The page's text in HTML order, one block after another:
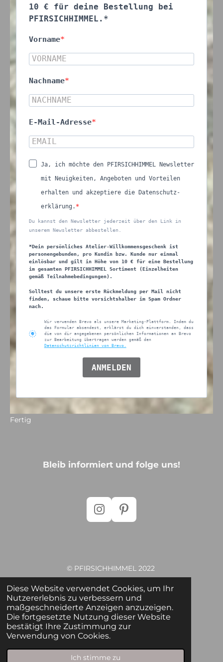
Diese Website verwendet Cookies, um Ihr
Nutzererlebnis zu verbessern und
maßgeschneiderte Anzeigen anzuzeigen.
Die fortgesetzte Nutzung dieser Website
bestätigt Ihre Zustimmung zur
Verwendung von Cookies.
Ich stimme zu
10 € für deine Bestellung bei
PFIRSICHHIMMEL.*
Vorname
Nachname
E-Mail-Adresse
Ja, ich möchte den PFIRSICHHIMMEL Newsletter
mit Neuigkeiten, Angeboten und Vorteilen
erhalten und akzeptiere die Datenschutz-
erklärung.
Du kannst den Newsletter jederzeit über den Link in
unserem Newsletter abbestellen.
*Dein persönliches Atelier-Willkommensgeschenk ist
personengebunden, pro Kundin bzw. Kunde nur einmal
einlösbar und gilt in Höhe von 10 € für eine Bestellung
im gesamten PFIRSICHHIMMEL Sortiment (Einzelheiten
gemäß Teilnahmebedingungen).
Solltest du unsere erste Rückmeldung per Mail nicht
finden, schaue bitte vorsichtshalber im Spam Ordner
nach.
Wir verwenden Brevo als unsere Marketing-Plattform. Indem du
das Formular absendest, erklärst du dich einverstanden, dass
die von dir angegebenen persönlichen Informationen an Brevo
zur Bearbeitung übertragen werden gemäß den
Datenschutzrichtlinien von Brevo.
ANMELDEN
Fertig
Bleib informiert und folge uns!
I
g
r
a
m
P
r
e
s
t
© PFIRSICHHIMMEL 2022
Regina Jantz | 58730 Fröndenberg
info@pfirsichhimmel.de